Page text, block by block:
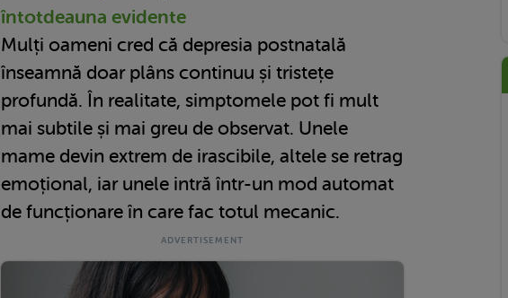
întotdeauna evidente
Mulți oameni cred că depresia postnatală
înseamnă doar plâns continuu și tristețe
profundă. În realitate, simptomele pot fi mult
mai subtile și mai greu de observat. Unele
mame devin extrem de irascibile, altele se retrag
emoțional, iar unele intră într-un mod automat
de funcționare în care fac totul mecanic.